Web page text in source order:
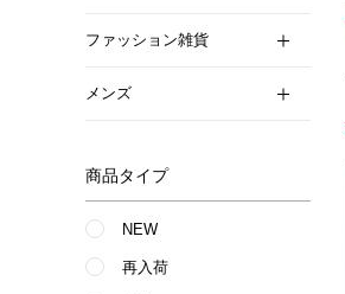
ファッション雑貨
メンズ
商品タイプ
NEW
再入荷